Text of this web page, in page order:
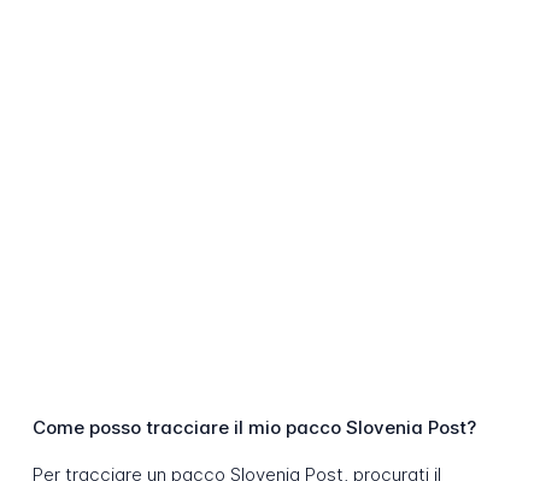
Come posso tracciare il mio pacco Slovenia Post?
Per tracciare un pacco Slovenia Post, procurati il